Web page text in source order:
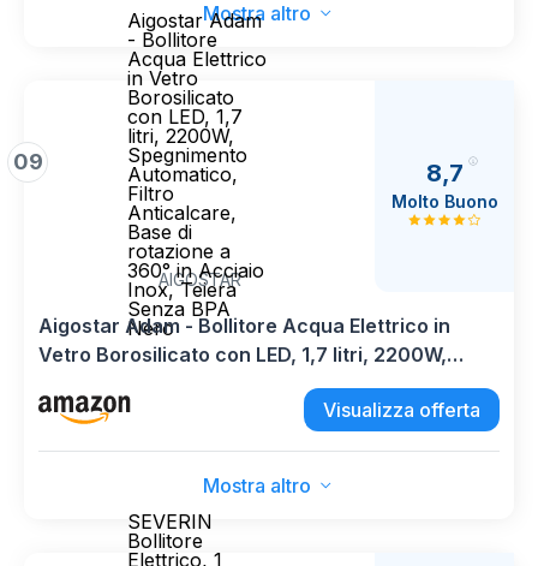
Mostra altro
09
Aigostar Adam
- Bollitore
Acqua Elettrico
in Vetro
Borosilicato
con LED, 1,7
litri, 2200W,
Spegnimento
Automatico,
Filtro
Anticalcare,
Base di
rotazione a
360° in Acciaio
Inox, Teiera
Senza BPA
Nero
AIGOSTAR
8,7
Molto Buono
Aigostar Adam - Bollitore Acqua Elettrico in
Vetro Borosilicato con LED, 1,7 litri, 2200W,
Spegnimento Automatico, Filtro Anticalcare,
Base di rotazione a 360° in Acciaio Inox, Teiera
Visualizza offerta
Mostra altro
SEVERIN
Bollitore
Elettrico, 1